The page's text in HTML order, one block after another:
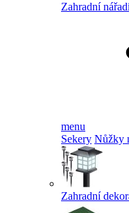
Zahradní
menu
Sekery Nůžky
Zahradní